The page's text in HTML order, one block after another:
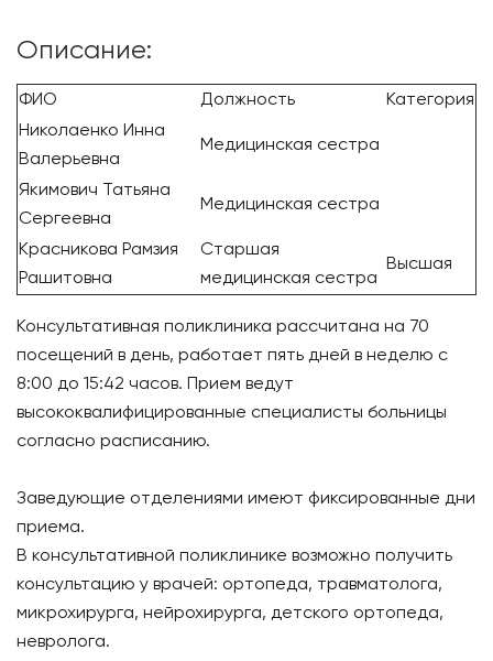
Описание:
ФИО Должность
Категория
Николаенко Инна
Валерьевна
Медицинская сестра
Якимович Татьяна
Сергеевна
Медицинская сестра
Красникова Рамзия
Рашитовна
Старшая
медицинская сестра
Высшая
Консультативная поликлиника рассчитана на 70
посещений в день, работает пять дней в неделю с
8:00 до 15:42 часов. Прием ведут
высококвалифицированные специалисты больницы
согласно расписанию.
Заведующие отделениями имеют фиксированные дни
приема.
В консультативной поликлинике возможно получить
консультацию у врачей: ортопеда, травматолога,
микрохирурга, нейрохирурга, детского ортопеда,
невролога.